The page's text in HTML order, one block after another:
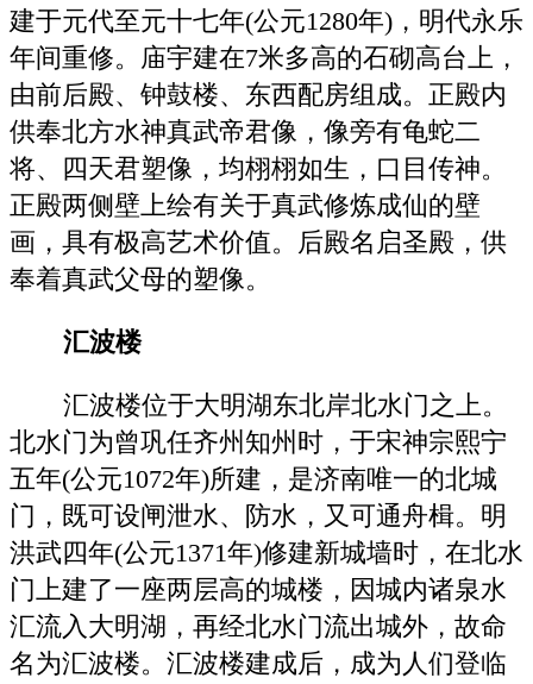
建于元代至元十七年(公元1280年)，明代永乐
年间重修。庙宇建在7米多高的石砌高台上，
由前后殿、钟鼓楼、东西配房组成。正殿内
供奉北方水神真武帝君像，像旁有龟蛇二
将、四天君塑像，均栩栩如生，口目传神。
正殿两侧壁上绘有关于真武修炼成仙的壁
画，具有极高艺术价值。后殿名启圣殿，供
奉着真武父母的塑像。
汇波楼
汇波楼位于大明湖东北岸北水门之上。
北水门为曾巩任齐州知州时，于宋神宗熙宁
五年(公元1072年)所建，是济南唯一的北城
门，既可设闸泄水、防水，又可通舟楫。明
洪武四年(公元1371年)修建新城墙时，在北水
门上建了一座两层高的城楼，因城内诸泉水
汇流入大明湖，再经北水门流出城外，故命
名为汇波楼。汇波楼建成后，成为人们登临